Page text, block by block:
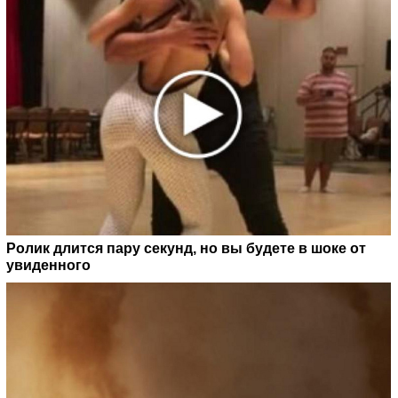
Ролик длится пару секунд, но вы будете в шоке от
увиденного